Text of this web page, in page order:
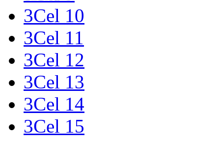
3Cel 10
3Cel 11
3Cel 12
3Cel 13
3Cel 14
3Cel 15